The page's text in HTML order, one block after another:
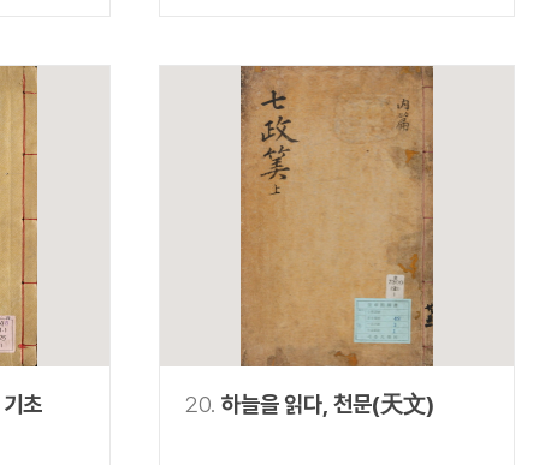
초 20. 하늘을 읽다, 천문(天文)